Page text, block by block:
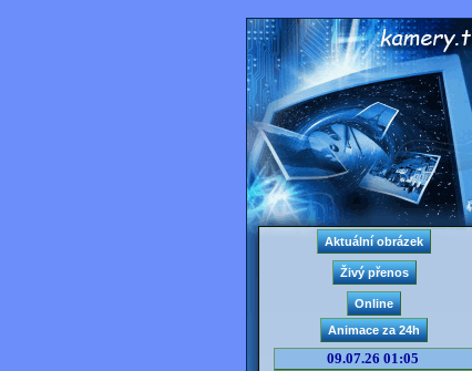
09.07.26 01:05